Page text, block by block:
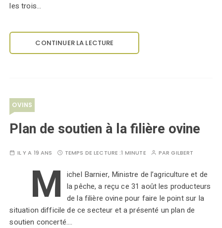
les trois…
CONTINUER LA LECTURE
OVINS
Plan de soutien à la filière ovine
IL Y A 19 ANS TEMPS DE LECTURE :1 MINUTE PARGILBERT
M ichel Barnier, Ministre de l’agriculture et de
la pêche, a reçu ce 31 août les producteurs
de la filière ovine pour faire le point sur la
situation difficile de ce secteur et a présenté un plan de
soutien concerté.…